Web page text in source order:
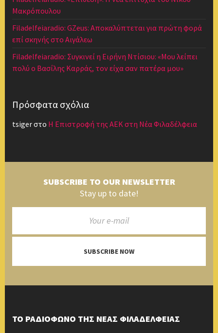
Μακρόπουλου
Filadelfeiaradio: GZeus: Αποκαλύπτεται για πρώτη φορά
επί σκηνής στο Αιγάλεω
Filadelfeiaradio: Συγκινεί η Ειρήνη Ντίσιου: «Μου λείπει
πολύ ο Βασίλης Καρράς, τον είχα σαν πατέρα μου»
Πρόσφατα σχόλια
tsigerστο Η Επιστροφή της ΑΕΚ στη Νέα Φιλαδέλφεια
SUBSCRIBE TO OUR NEWSLETTER
Stay up to date!
SUBSCRIBE NOW
ΤΟ ΡΑΔΙΟΦΩΝΟ ΤΗΣ ΝΕΑΣ ΦΙΛΑΔΕΛΦΕΙΑΣ